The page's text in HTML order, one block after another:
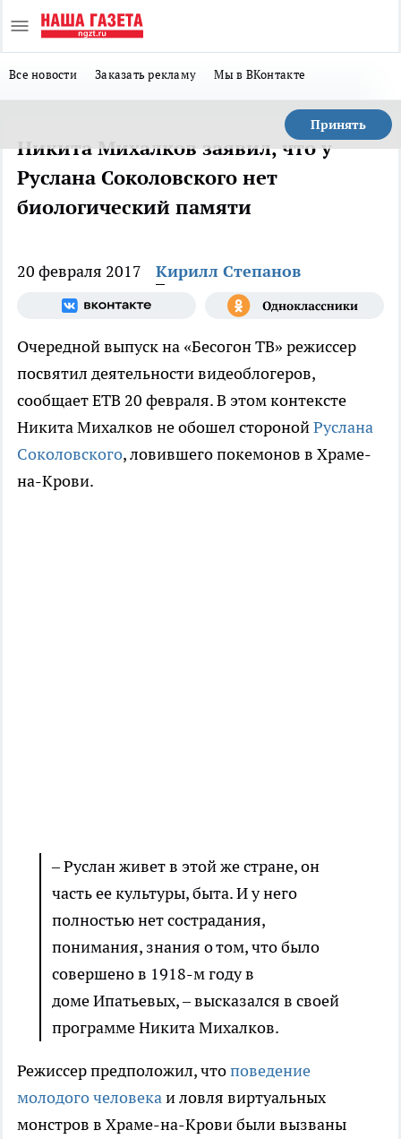
Все новости Заказать рекламу Мы в ВКонтакте
Принять
Никита Михалков заявил, что у
Руслана Соколовского нет
биологический памяти
20 февраля 2017 Кирилл Степанов
Очередной выпуск на «Бесогон ТВ» режиссер
посвятил деятельности видеоблогеров,
сообщает ЕТВ 20 февраля. В этом контексте
Никита Михалков не обошел сторонойРуслана
Соколовского, ловившего покемонов в Храме-
на-Крови.
– Руслан живет в этой же стране, он
часть ее культуры, быта. И у него
полностью нет сострадания,
понимания, знания о том, что было
совершено в 1918-м году в
доме Ипатьевых, – высказался в своей
программе Никита Михалков.
Режиссер предположил, чтоповедение
молодого человекаи ловля виртуальных
монстров в Храме-на-Крови были вызваны